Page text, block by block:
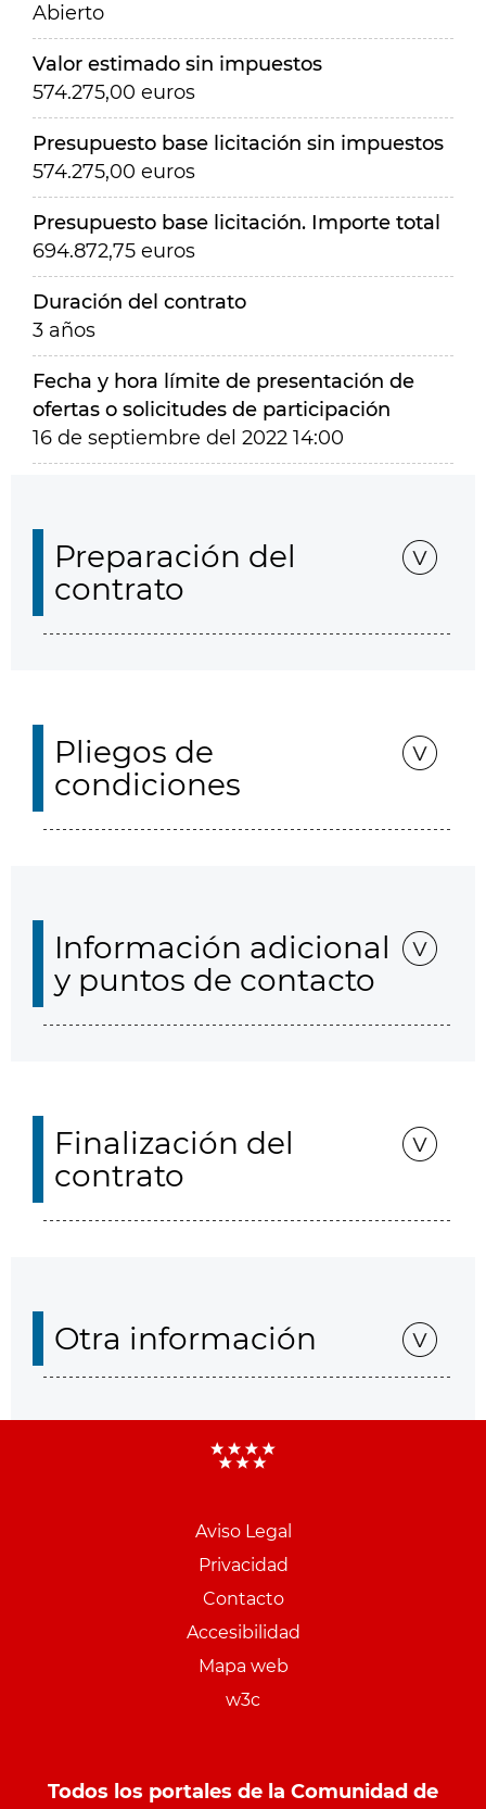
Abierto
Valor estimado sin impuestos
574.275,00 euros
Presupuesto base licitación sin impuestos
574.275,00 euros
Presupuesto base licitación. Importe total
694.872,75 euros
Duración del contrato
3 años
Fecha y hora límite de presentación de
ofertas o solicitudes de participación
16 de septiembre del 2022 14:00
Preparación del
contrato
Pliegos de
condiciones
Información adicional
y puntos de contacto
Finalización del
contrato
Otra información
Aviso Legal
Privacidad
Contacto
Accesibilidad
Mapa web
w3c
Todos los portales de la Comunidad de